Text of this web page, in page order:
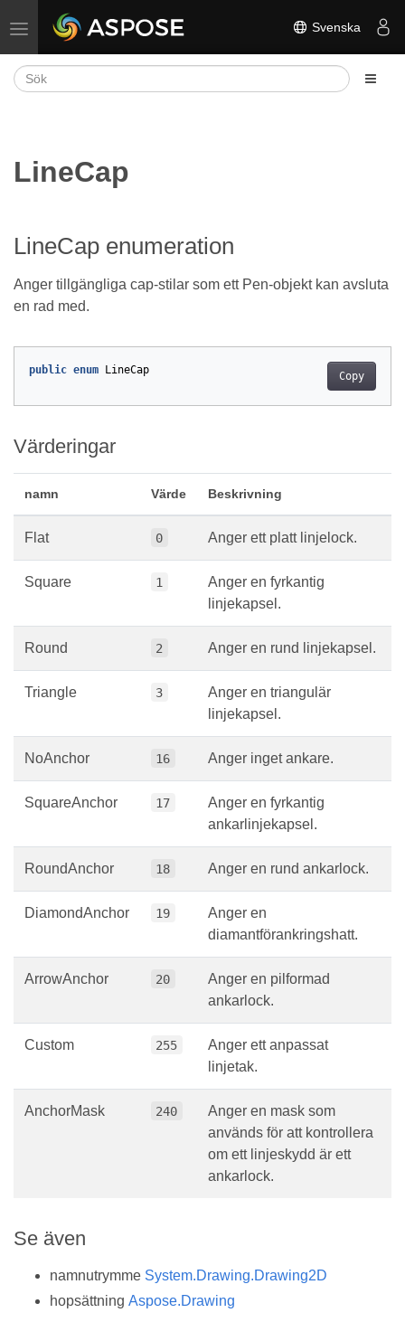
Växla navigering Svenska
LineCap
LineCap enumeration
Anger tillgängliga cap-stilar som ett Pen-objekt kan avsluta
en rad med.
Copy
public enum LineCap
Värderingar
namn Värde Beskrivning
Flat 0 Anger ett platt linjelock.
Square 1
Anger en fyrkantig
linjekapsel.
Round 2 Anger en rund linjekapsel.
Triangle 3
Anger en triangulär
linjekapsel.
NoAnchor 16 Anger inget ankare.
SquareAnchor 17
Anger en fyrkantig
ankarlinjekapsel.
RoundAnchor 18 Anger en rund ankarlock.
DiamondAnchor 19
Anger en
diamantförankringshatt.
ArrowAnchor 20
Anger en pilformad
ankarlock.
Custom 255
Anger ett anpassat
linjetak.
AnchorMask 240
Anger en mask som
används för att kontrollera
om ett linjeskydd är ett
ankarlock.
Se även
namnutrymme System.Drawing.Drawing2D
hopsättning Aspose.Drawing